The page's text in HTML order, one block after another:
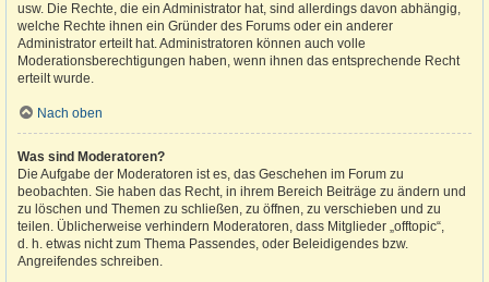
usw. Die Rechte, die ein Administrator hat, sind allerdings davon abhängig,
welche Rechte ihnen ein Gründer des Forums oder ein anderer
Administrator erteilt hat. Administratoren können auch volle
Moderationsberechtigungen haben, wenn ihnen das entsprechende Recht
erteilt wurde.
Nach oben
Was sind Moderatoren?
Die Aufgabe der Moderatoren ist es, das Geschehen im Forum zu
beobachten. Sie haben das Recht, in ihrem Bereich Beiträge zu ändern und
zu löschen und Themen zu schließen, zu öffnen, zu verschieben und zu
teilen. Üblicherweise verhindern Moderatoren, dass Mitglieder „offtopic“,
d. h. etwas nicht zum Thema Passendes, oder Beleidigendes bzw.
Angreifendes schreiben.